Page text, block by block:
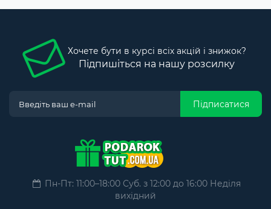
Хочете бути в курсі всіх акцій і знижок?
Підпишіться на нашу розсилку
Підписатися
Пн-Пт: 11:00–18:00 Суб. з 12:00 до 16:00 Неділя
вихідний